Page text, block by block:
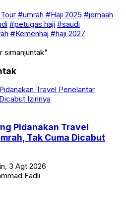
#umrah #Haji 2025 #jemaah
#petugas haji #saudi
#Kemenhaj #haji 2027
simanjuntak"
Pidanakan Travel
Tak Cuma Dicabut
3 Agt 2026
Fadli